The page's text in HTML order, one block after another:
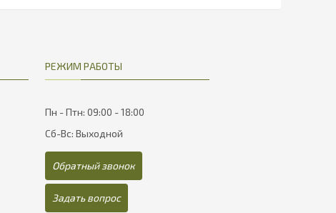
РЕЖИМ РАБОТЫ
Пн - Птн: 09:00 - 18:00
Сб-Вс: Выходной
Обратный звонок
Задать вопрос